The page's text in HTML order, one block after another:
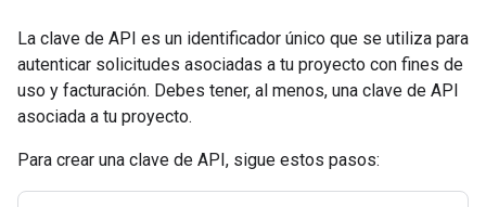
La clave de API es un identificador único que se utiliza para
autenticar solicitudes asociadas a tu proyecto con fines de
uso y facturación. Debes tener, al menos, una clave de API
asociada a tu proyecto.
Para crear una clave de API, sigue estos pasos: